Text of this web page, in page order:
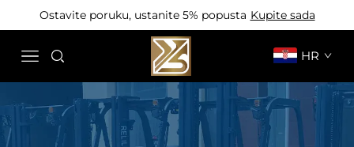
Ostavite poruku, ustanite 5% popusta Kupite sada
HR